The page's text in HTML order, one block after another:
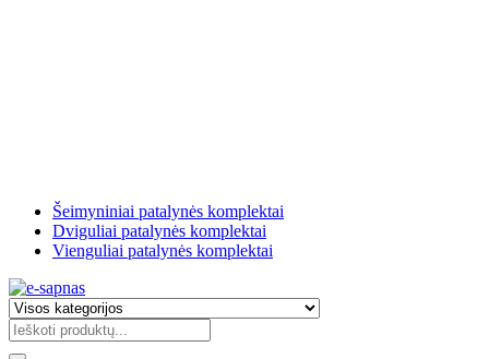
Šeimyniniai patalynės komplektai
Dviguliai patalynės komplektai
Vienguliai patalynės komplektai